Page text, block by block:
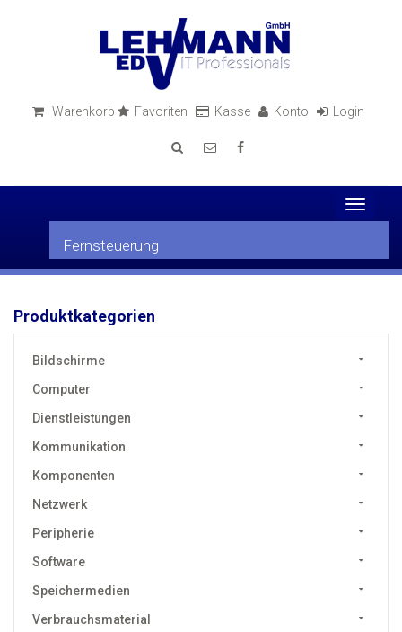
Warenkorb Favoriten Kasse Konto Login
Toggle
Fernsteuerung
Produktkategorien
Bildschirme
Computer
Dienstleistungen
Kommunikation
Komponenten
Netzwerk
Peripherie
Software
Speichermedien
Verbrauchsmaterial